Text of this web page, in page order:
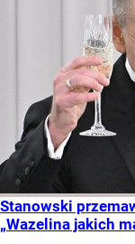
Stanowski
„Wazelina jakich